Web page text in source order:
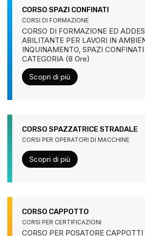
CORSO SPAZI CONFINATI
CORSI DI FORMAZIONE
CORSO DI FORMAZIONE ED
ABILITANTE PER LAVORI IN
INQUINAMENTO, SPAZI
CATEGORIA (8 Ore)
Scopri di più
CORSO SPAZZATRICE STRADALE
CORSI PER OPERATORI DI MACCHINE
Scopri di più
CORSO CAPPOTTO
CORSI PER CERTIFICAZIONI
CORSO PER POSATORE